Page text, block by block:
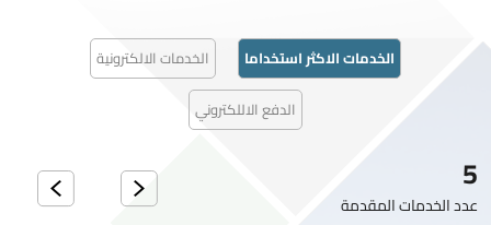
الخدمات الاكثر استخداما
الخدمات الالكترونية
الدفع الاللكتروني
5
عدد الخدمات المقدمة